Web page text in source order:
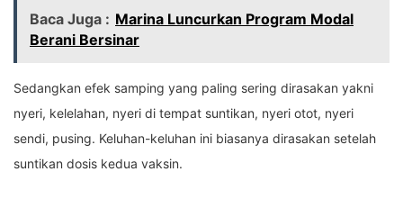
Baca Juga : Marina Luncurkan Program Modal
Berani Bersinar
Sedangkan efek samping yang paling sering dirasakan yakni
nyeri, kelelahan, nyeri di tempat suntikan, nyeri otot, nyeri
sendi, pusing. Keluhan-keluhan ini biasanya dirasakan setelah
suntikan dosis kedua vaksin.